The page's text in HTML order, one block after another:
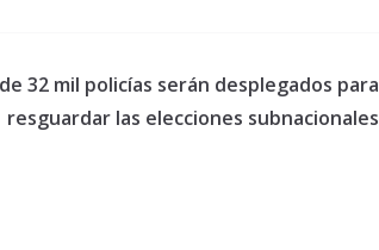
32 mil policías serán desplegados para
resguardar las elecciones subnacionales